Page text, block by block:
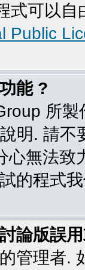
式可以
Public
能 ?
所
明. 請
心無法
的程式
論版誤
管理者.